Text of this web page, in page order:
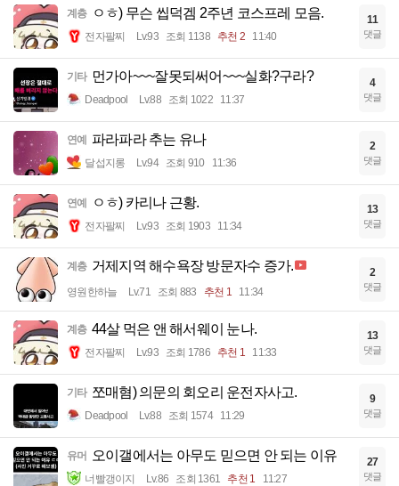
계층 ㅇㅎ) 무슨 씹덕겜 2주년 코스프레 모음.
전자팔찌 Lv.93 조회 1138 추천 2 11:40
11
댓글
기타 먼가아~~~잘못되써어~~~실화?구라?
Deadpool Lv.88 조회 1022 11:37
4
댓글
연예 파라파라 추는 유나
달섭지롱 Lv.94 조회 910 11:36
2
댓글
연예 ㅇㅎ) 카리나 근황.
전자팔찌 Lv.93 조회 1903 11:34
13
댓글
계층 거제지역 해수욕장 방문자수 증가.
영원한하늘 Lv.71 조회 883 추천 1 11:34
2
댓글
계층 44살 먹은 앤 해서웨이 눈나.
전자팔찌 Lv.93 조회 1786 추천 1 11:33
13
댓글
기타 쪼매혐) 의문의 회오리 운전자사고.
Deadpool Lv.88 조회 1574 11:29
9
댓글
유머 오이갤에서는 아무도 믿으면 안 되는 이유
너빨갱이지 Lv.86 조회 1361 추천 1 11:27
27
댓글